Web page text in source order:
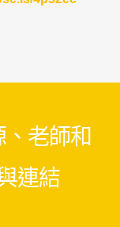
老師和
連結